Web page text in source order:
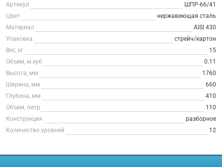
Артикул
ШПР-66/41
Цвет
нержавеющая сталь
Материал
AISI 430
Упаковка
стрейч/картон
Вес, кг
15
Объем, м.куб
0.11
Высота, мм
1760
Ширина, мм
660
Глубина, мм
410
Объем, литр
110
Конструкция
разборное
Количество уровней
12